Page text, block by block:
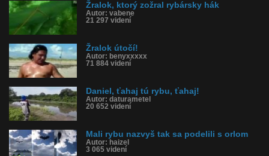
Žralok, ktorý zožral rybársky hák
Autor: vabene
21 297 videní
Žralok útočí!
Autor: benyxxxxx
71 884 videní
Daniel, ťahaj tú rybu, ťahaj!
Autor: daturametel
20 652 videní
Mali rybu nazvyš tak sa podelili s orlom
Autor: haizel
3 065 videní